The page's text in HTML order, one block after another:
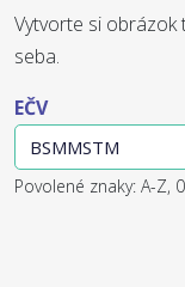
Vytvorte si obrázok
seba.
EČV
Povolené znaky: A-Z,